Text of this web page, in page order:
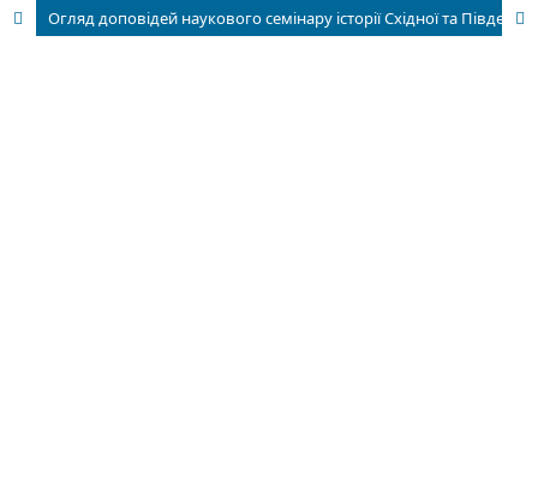
Огляд доповідей наукового семінару історії Східної та Південно-Східної Європи Лейпцизького університету у 2023—2025 рр.